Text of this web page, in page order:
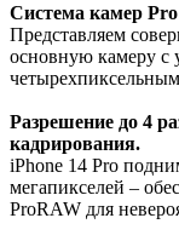
Система камер Pro
Представляем
основную камеру с
Разрешение до 4
кадрирования.
iPhone 14 Pro
мегапикселей –
ProRAW для